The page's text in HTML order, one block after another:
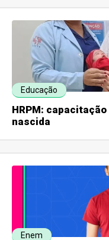
Educação
HRPM:
nascida
Enem